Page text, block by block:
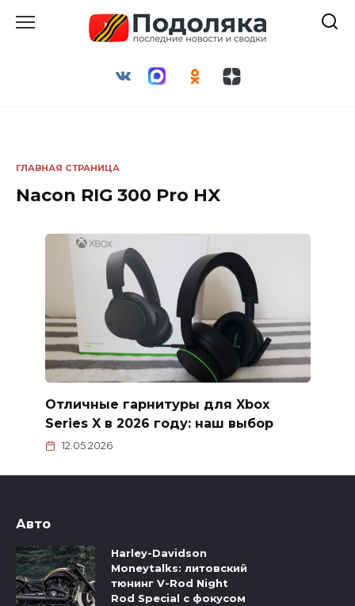
ГЛАВНАЯ СТРАНИЦА
Nacon RIG 300 Pro HX
Отличные гарнитуры для Xbox
Series X в 2026 году: наш выбор
12.05.2026
Авто
Harley-Davidson
Moneytalks: литовский
тюнинг V-Rod Night
Rod Special с фокусом